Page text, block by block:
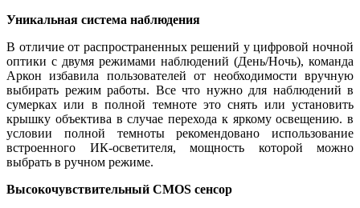
Уникальная система наблюдения
В отличие от распространенных решений у цифровой ночной
оптики с двумя режимами наблюдений (День/Ночь), команда
Аркон избавила пользователей от необходимости вручную
выбирать режим работы. Все что нужно для наблюдений в
сумерках или в полной темноте это снять или установить
крышку объектива в случае перехода к яркому освещению. в
условии полной темноты рекомендовано использование
встроенного ИК-осветителя, мощность которой можно
выбрать в ручном режиме.
Высокочувствительный CMOS сенсор